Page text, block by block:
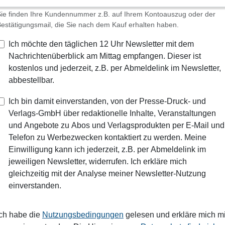
finden Ihre Kundennummer z.B. auf Ihrem Kontoauszug oder der
die Sie nach dem Kauf erhalten haben.
Ich möchte den täglichen 12 Uhr Newsletter mit dem
Nachrichtenüberblick am Mittag empfangen. Dieser ist
kostenlos und jederzeit, z.B. per Abmeldelink im Newsletter,
abbestellbar.
Ich bin damit einverstanden, von der Presse-Druck- und
Verlags-GmbH über redaktionelle Inhalte, Veranstaltungen
und Angebote zu Abos und Verlagsprodukten per E-Mail und
Telefon zu Werbezwecken kontaktiert zu werden. Meine
Einwilligung kann ich jederzeit, z.B. per Abmeldelink im
jeweiligen Newsletter, widerrufen. Ich erkläre mich
gleichzeitig mit der Analyse meiner Newsletter-Nutzung
einverstanden.
habe die Nutzungsbedingungen gelesen und erkläre mich